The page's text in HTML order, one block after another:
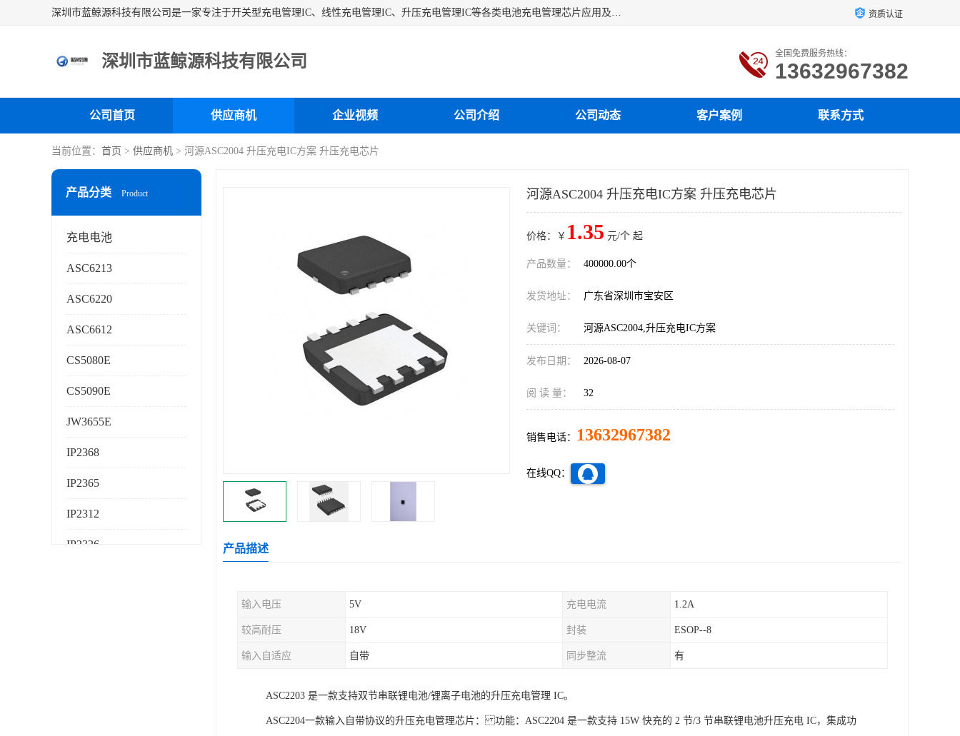
深圳市蓝鲸源科技有限公司是一家专注于开关型充电管理IC、线性充电管理IC、升压充电管理IC等各类电池充电管理芯片应用及芯片销售的企业，多年来公司为众多企业解决充电应用难题，设计缺陷，EMC超量等问题，是一家以充电技术指导为核心的充电芯片销售公司。 资质认证
深圳市蓝鲸源科技有限公司 全国免费服务热线：
13632967382
公司首页 供应商机 企业视频 公司介绍 公司动态 客户案例 联系方式
当前位置： 首页 > 供应商机 > 河源ASC2004 升压充电IC方案 升压充电芯片
产品分类 Product
充电电池
ASC6213
ASC6220
ASC6612
CS5080E
CS5090E
JW3655E
IP2368
IP2365
IP2312
IP2326
河源ASC2004 升压充电IC方案 升压充电芯片
价格：￥ 1.35 元/个 起
产品数量： 400000.00个
发货地址： 广东省深圳市宝安区
关键词： 河源ASC2004,升压充电IC方案
发布日期： 2026-08-07
阅 读 量： 32
销售电话： 13632967382
在线QQ：
产品描述
输入电压 5V 充电电流 1.2A
较高耐压 18V 封装 ESOP--8
输入自适应 自带 同步整流 有
ASC2203 是一款支持双节串联锂电池/锂离子电池的升压充电管理 IC。
ASC2204一款输入自带协议的升压充电管理芯片： 功能：ASC2204 是一款支持 15W 快充的 2 节/3 节串联锂电池升压充电 IC，集成功